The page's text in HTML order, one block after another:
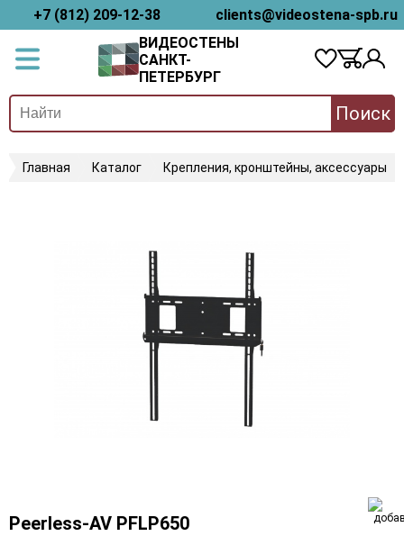
+7 (812) 209-12-38
clients@videostena-spb.ru
ВИДЕОСТЕНЫ
САНКТ-
ПЕТЕРБУРГ
Поиск
Главная Каталог Крепления, кронштейны, аксессуары
Peerless-AV PFLP650